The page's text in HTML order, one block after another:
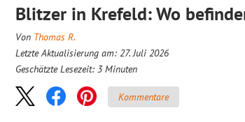
Blitzer in Krefeld: Wo
Von Thomas R.
Letzte Aktualisierung am: 27. Juli 2026
Geschätzte Lesezeit: 3 Minuten
Kommentare